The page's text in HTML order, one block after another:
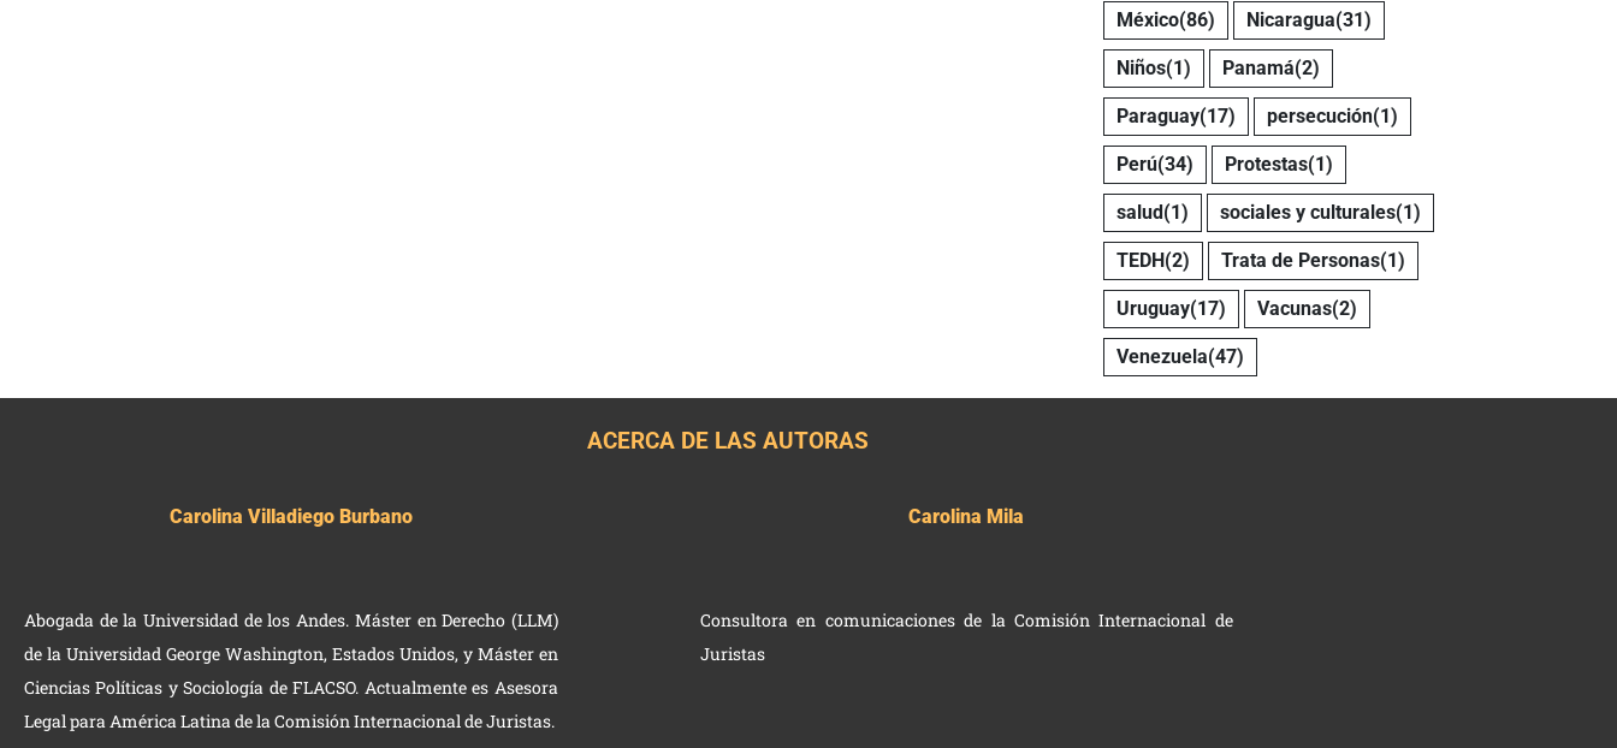
México(86) Nicaragua(31)
Niños(1) Panamá(2)
Paraguay(17) persecución(1)
Perú(34) Protestas(1)
salud(1) sociales y culturales(1)
TEDH(2) Trata de Personas(1)
Uruguay(17) Vacunas(2)
Venezuela(47)
ACERCA DE LAS AUTORAS
Carolina Villadiego Burbano
Abogada de la Universidad de los Andes. Máster en Derecho (LLM)
de la Universidad George Washington, Estados Unidos, y Máster en
Ciencias Políticas y Sociología de FLACSO. Actualmente es Asesora
Legal para América Latina de la Comisión Internacional de Juristas.
Carolina Mila
Consultora en comunicaciones de la Comisión Internacional de
Juristas